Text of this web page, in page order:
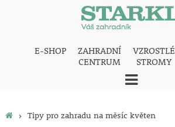
E-SHOP
ZAHRADNÍ
CENTRUM
VZROSTLÉ
STROMY
› Tipy pro zahradu na měsíc květen